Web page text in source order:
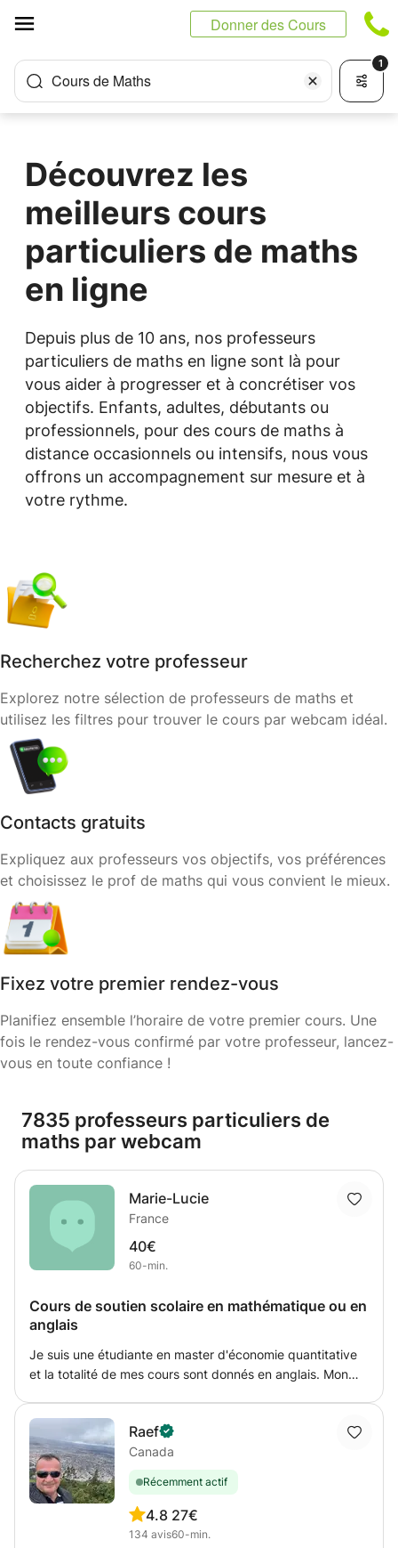
Donner des Cours
Cours de Maths
1
Découvrez les
meilleurs cours
particuliers de maths
en ligne
Depuis plus de 10 ans, nos professeurs
particuliers de maths en ligne sont là pour
vous aider à progresser et à concrétiser vos
objectifs. Enfants, adultes, débutants ou
professionnels, pour des cours de maths à
distance occasionnels ou intensifs, nous vous
offrons un accompagnement sur mesure et à
votre rythme.
Recherchez votre professeur
Explorez notre sélection de professeurs de maths et
utilisez les filtres pour trouver le cours par webcam idéal.
Contacts gratuits
Expliquez aux professeurs vos objectifs, vos préférences
et choisissez le prof de maths qui vous convient le mieux.
Fixez votre premier rendez-vous
Planifiez ensemble l’horaire de votre premier cours. Une
fois le rendez-vous confirmé par votre professeur, lancez-
vous en toute confiance !
7835 professeurs particuliers de
maths par webcam
Marie-Lucie
France
40€
60-min.
Cours de soutien scolaire en mathématique ou en
anglais
Je suis une étudiante en master d'économie quantitative
et la totalité de mes cours sont donnés en anglais. Mon
méthode de travail efficace pour le rendre autonome dans
la poursuite de ses études.
Raef
Canada
Récemment actif
4.8
134 avis
27€
60-min.